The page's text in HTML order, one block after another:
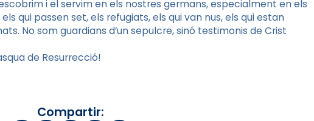
i el servim en els nostres germans, especialment en els
qui passen set, els refugiats, els qui van nus, els qui estan
No som guardians d’un sepulcre, sinó testimonis de Crist
de Resurrecció!
Compartir: